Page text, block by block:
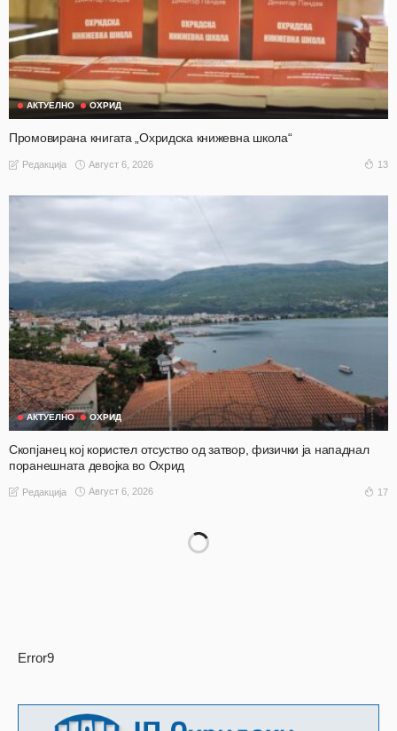
АКТУЕЛНО ОХРИД
Промовирана книгата „Охридска книжевна школа“
Редакција Август 6, 2026 13
АКТУЕЛНО ОХРИД
Скопјанец кој користел отсуство од затвор, физички ја нападнал
поранешната девојка во Охрид
Редакција Август 6, 2026 17
Error9